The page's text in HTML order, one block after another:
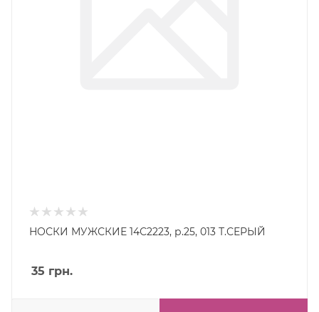
НОСКИ МУЖСКИЕ 14С2223, р.25, 013 Т.СЕРЫЙ
35 грн.